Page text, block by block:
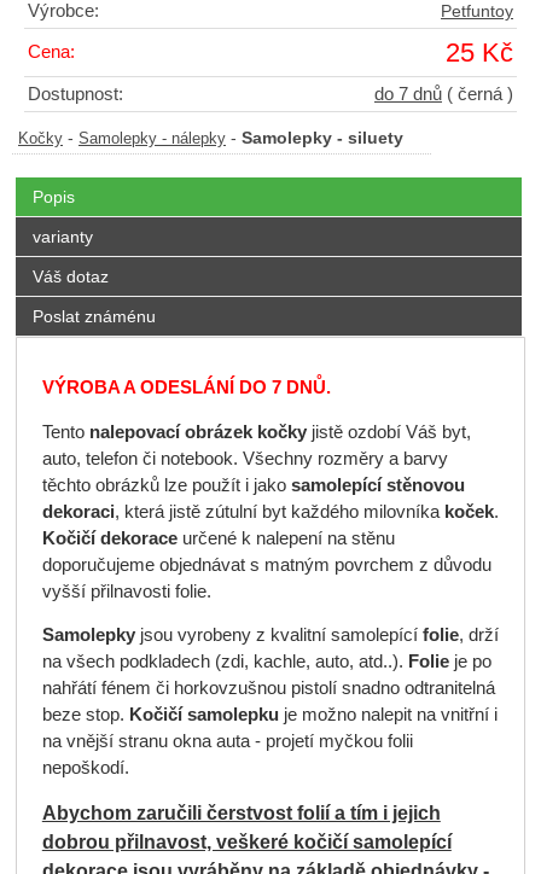
Výrobce:
Petfuntoy
Cena: 25 Kč
Dostupnost: do 7 dnů ( černá )
Kočky - Samolepky - nálepky - Samolepky - siluety
Popis
varianty
Váš dotaz
Poslat známénu
VÝROBA A ODESLÁNÍ DO 7 DNŮ.
Tento nalepovací obrázek kočky jistě ozdobí Váš byt,
auto, telefon či notebook. Všechny rozměry a barvy
těchto obrázků lze použít i jako samolepící stěnovou
dekoraci, která jistě zútulní byt každého milovníka koček.
Kočičí dekoraceurčené k nalepení na stěnu
doporučujeme objednávat s matným povrchem z důvodu
vyšší přilnavosti folie.
Samolepkyjsou vyrobeny z kvalitní samolepící folie, drží
na všech podkladech (zdi, kachle, auto, atd..). Folieje po
nahřátí fénem či horkovzušnou pistolí snadno odtranitelná
beze stop. Kočičí samolepkuje možno nalepit na vnitřní i
na vnější stranu okna auta - projetí myčkou folii
nepoškodí.
Abychom zaručili čerstvost folií a tím i jejich
dobrou přilnavost, veškeré kočičí samolepící